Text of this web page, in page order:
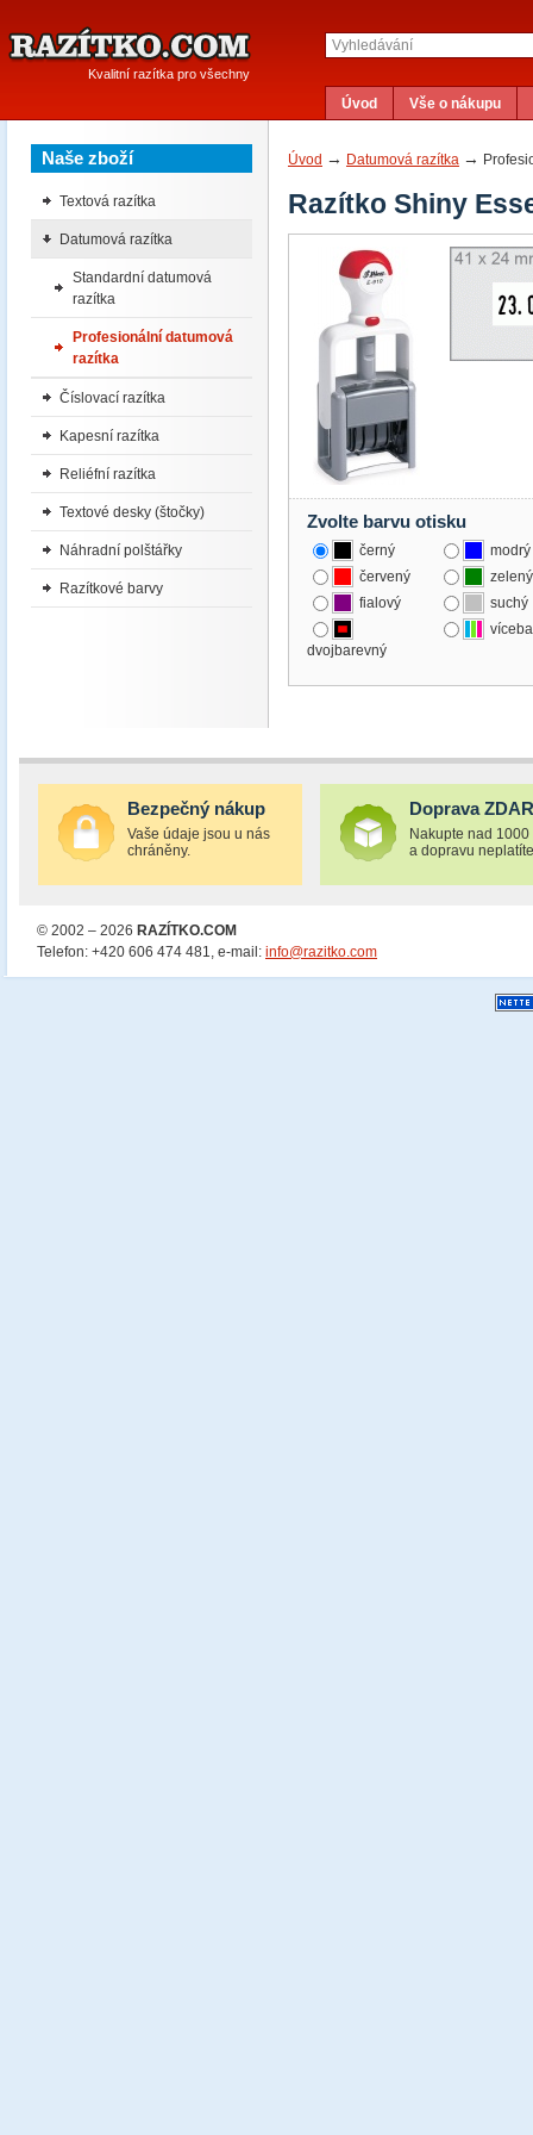
Kvalitní razítka pro všechny
Úvod Vše o nákupu
Úvod → Datumová razítka →
Razítko Shiny
Zvolte barvu otisku
černý
modrý
červený
zelený
fialový
suchý
dvojbarevný
Naše zboží
Textová razítka
Datumová razítka
Standardní datumová
razítka
Profesionální datumová
razítka
Číslovací razítka
Kapesní razítka
Reliéfní razítka
Textové desky (štočky)
Náhradní polštářky
Razítkové barvy
Bezpečný nákup
Vaše údaje jsou u nás
chráněny.
Doprava
Nakupte nad 1000
a dopravu
© 2002 – 2026 RAZÍTKO.COM
Telefon: +420 606 474 481, e-mail: info@razitko.com